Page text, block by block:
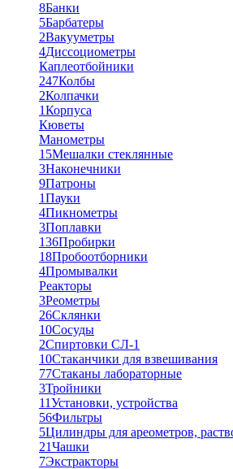
8Банки
5Барбатеры
2Вакууметры
4Диссоциометры
Каплеотбойники
247Колбы
2Колпачки
1Корпуса
Кюветы
Манометры
15Мешалки стеклянные
3Наконечники
9Патроны
1Пауки
4Пикнометры
3Поплавки
136Пробирки
18Пробоотборники
4Промывалки
Реакторы
3Реометры
26Склянки
10Сосуды
2Спиртовки СЛ-1
10Стаканчики для взвешивания
77Стаканы лабораторные
3Тройники
11Установки, устройства
56Фильтры
5Цилиндры для ареометров,
21Чашки
7Экстракторы